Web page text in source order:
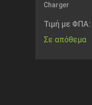
Charger
Τιμή με ΦΠΑ:
Σε απόθεμα